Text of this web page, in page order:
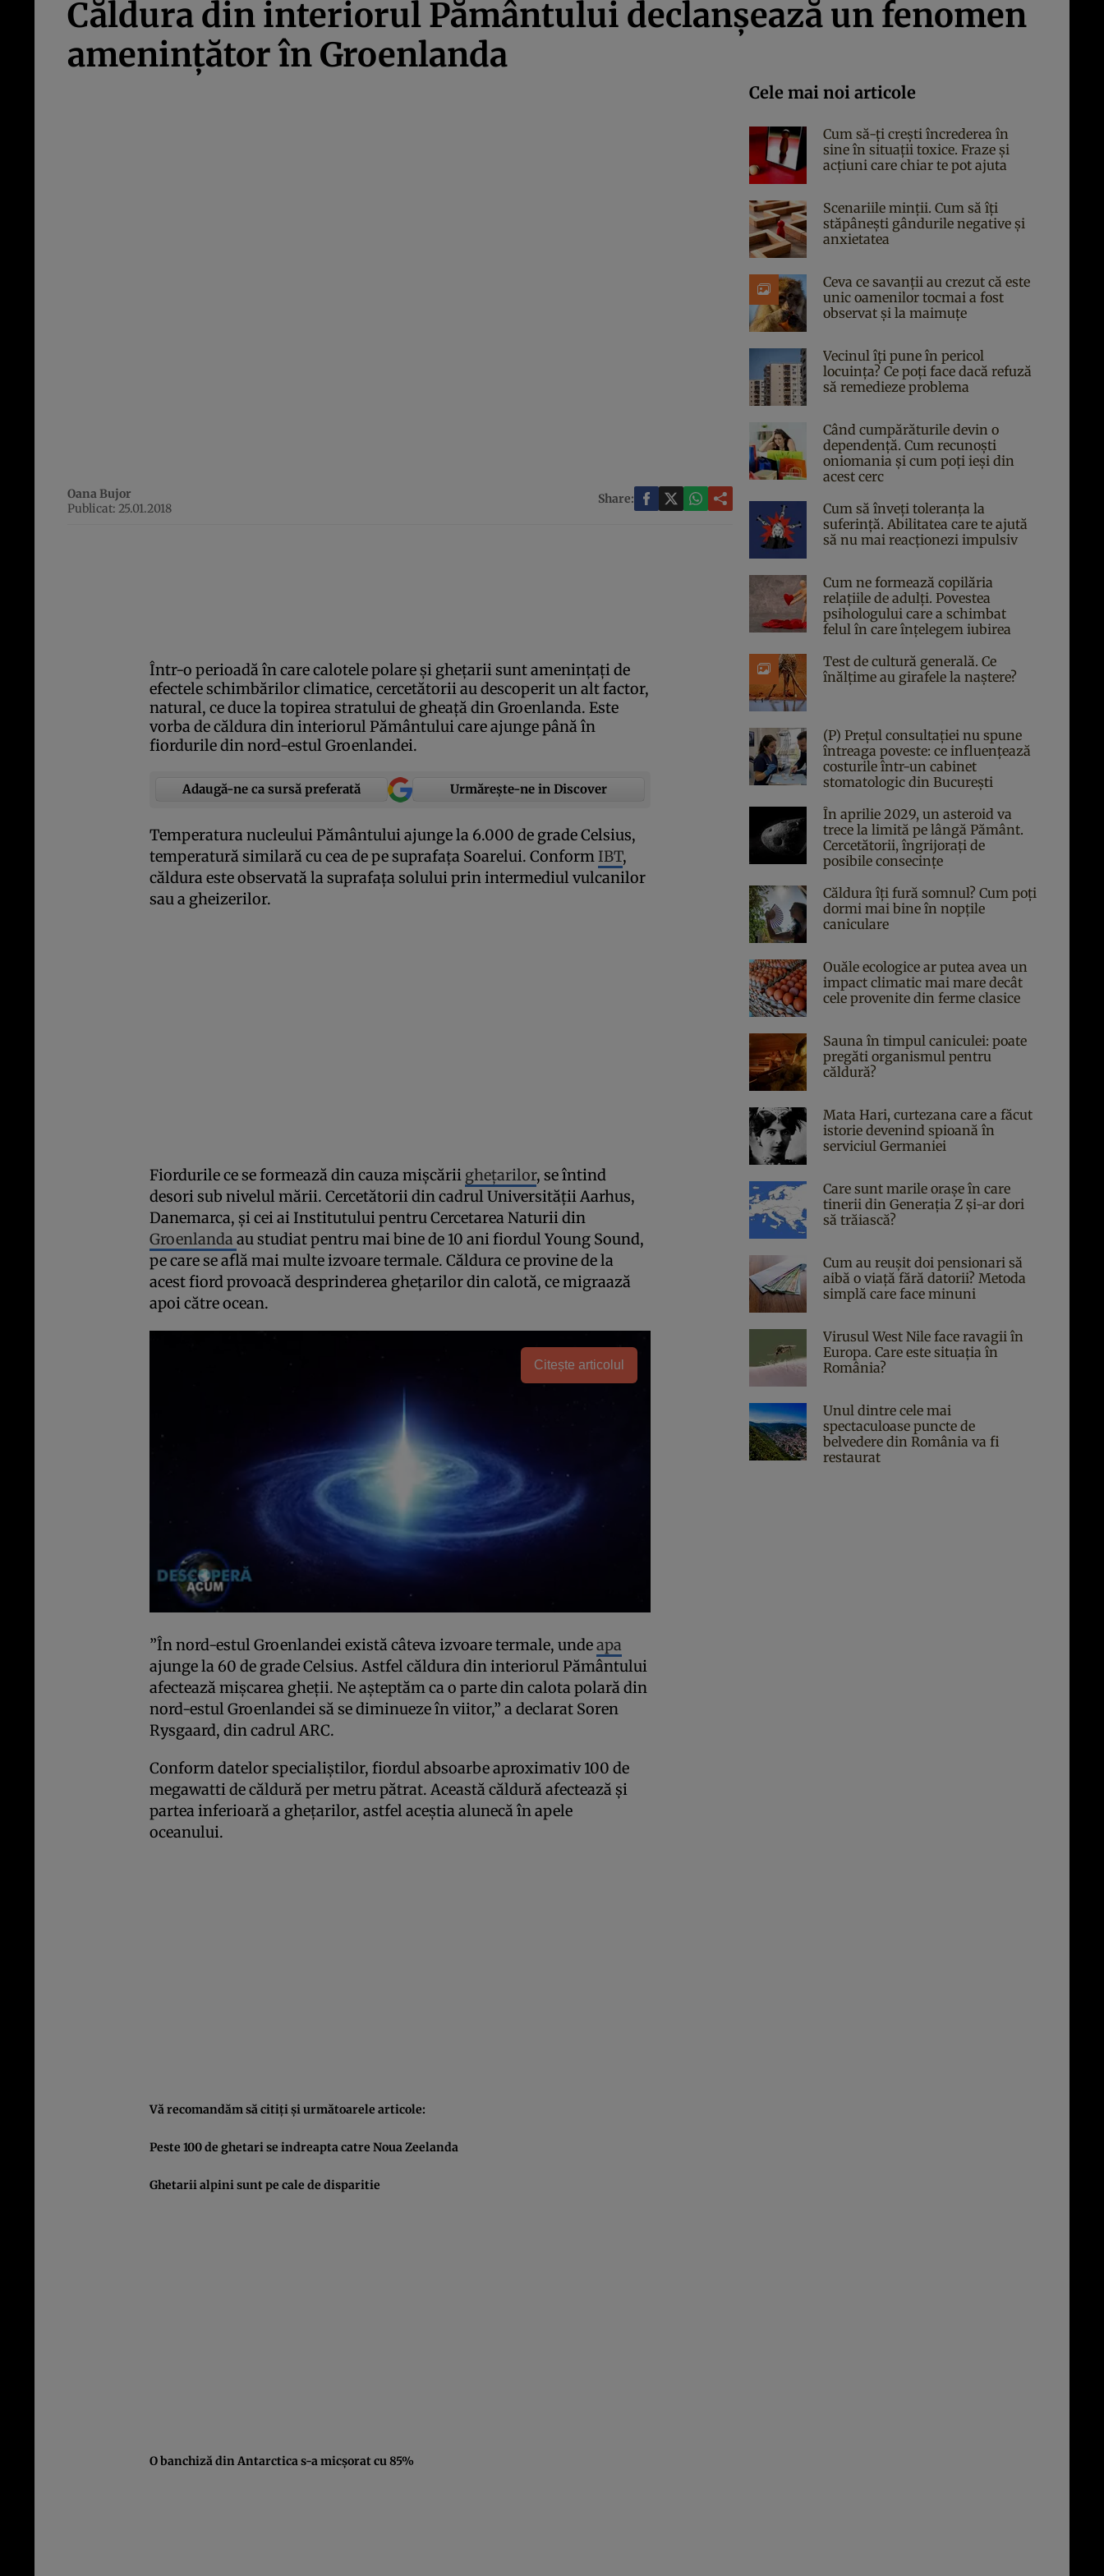
Căldura din interiorul Pământului declanşează un fenomen
ameninţător în Groenlanda
Oana Bujor
Publicat: 25.01.2018
Share:
Într-o perioadă în care calotele polare şi gheţarii sunt ameninţaţi de
efectele schimbărilor climatice, cercetătorii au descoperit un alt factor,
natural, ce duce la topirea stratului de gheaţă din Groenlanda. Este
vorba de căldura din interiorul Pământului care ajunge până în
fiordurile din nord-estul Groenlandei.
Adaugă-ne ca sursă preferată Urmărește-ne in Discover
Temperatura nucleului Pământului ajunge la 6.000 de grade Celsius,
temperatură similară cu cea de pe suprafaţa Soarelui. ConformIBT,
căldura este observată la suprafaţa solului prin intermediul vulcanilor
sau a gheizerilor.
Fiordurile ce se formează din cauza mişcării gheţarilor, se întind
desori sub nivelul mării. Cercetătorii din cadrul Universităţii Aarhus,
Danemarca, şi cei ai Institutului pentru Cercetarea Naturii din
Groenlanda au studiat pentru mai bine de 10 ani fiordul Young Sound,
pe care se află mai multe izvoare termale. Căldura ce provine de la
acest fiord provoacă desprinderea gheţarilor din calotă, ce migraază
apoi către ocean.
Citește articolul
”În nord-estul Groenlandei există câteva izvoare termale, undeapa
ajunge la 60 de grade Celsius. Astfel căldura din interiorul Pământului
afectează mişcarea gheţii. Ne aşteptăm ca o parte din calota polară din
nord-estul Groenlandei să se diminueze în viitor,” a declarat Soren
Rysgaard, din cadrul ARC.
Conform datelor specialiştilor, fiordul absoarbe aproximativ 100 de
megawatti de căldură per metru pătrat. Această căldură afectează şi
partea inferioară a gheţarilor, astfel aceştia alunecă în apele
oceanului.
Vă recomandăm să citiţi şi următoarele articole:
Peste 100 de ghetari se indreapta catre Noua Zeelanda
Ghetarii alpini sunt pe cale de disparitie
O banchiză din Antarctica s-a micşorat cu 85%
Cele mai noi articole
Cum să-ți crești încrederea în
sine în situații toxice. Fraze și
acțiuni care chiar te pot ajuta
Scenariile minții. Cum să îți
stăpânești gândurile negative și
anxietatea
Ceva ce savanții au crezut că este
unic oamenilor tocmai a fost
observat și la maimuțe
Vecinul îți pune în pericol
locuința? Ce poți face dacă refuză
să remedieze problema
Când cumpărăturile devin o
dependență. Cum recunoști
oniomania și cum poți ieși din
acest cerc
Cum să înveți toleranța la
suferință. Abilitatea care te ajută
să nu mai reacționezi impulsiv
Cum ne formează copilăria
relațiile de adulți. Povestea
psihologului care a schimbat
felul în care înțelegem iubirea
Test de cultură generală. Ce
înălțime au girafele la naștere?
(P) Prețul consultației nu spune
întreaga poveste: ce influențează
costurile într-un cabinet
stomatologic din București
În aprilie 2029, un asteroid va
trece la limită pe lângă Pământ.
Cercetătorii, îngrijorați de
posibile consecințe
Căldura îți fură somnul? Cum poți
dormi mai bine în nopțile
caniculare
Ouăle ecologice ar putea avea un
impact climatic mai mare decât
cele provenite din ferme clasice
Sauna în timpul caniculei: poate
pregăti organismul pentru
căldură?
Mata Hari, curtezana care a făcut
istorie devenind spioană în
serviciul Germaniei
Care sunt marile orașe în care
tinerii din Generația Z și-ar dori
să trăiască?
Cum au reușit doi pensionari să
aibă o viață fără datorii? Metoda
simplă care face minuni
Virusul West Nile face ravagii în
Europa. Care este situația în
România?
Unul dintre cele mai
spectaculoase puncte de
belvedere din România va fi
restaurat